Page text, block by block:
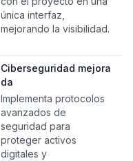
única interfaz,
mejorando la visibilidad.
Ciberseguridad mejora
da
Implementa protocolos
avanzados de
seguridad para
proteger activos
digitales y